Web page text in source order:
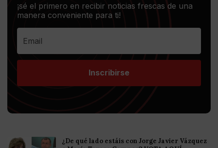
¡sé el primero en recibir noticias frescas de una
manera conveniente para ti!
Inscribirse
¿De qué lado estáis con Jorge Javier Vázquez